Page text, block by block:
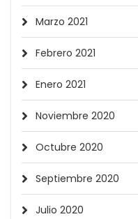
Marzo 2021
Febrero 2021
Enero 2021
Noviembre 2020
Octubre 2020
Septiembre 2020
Julio 2020